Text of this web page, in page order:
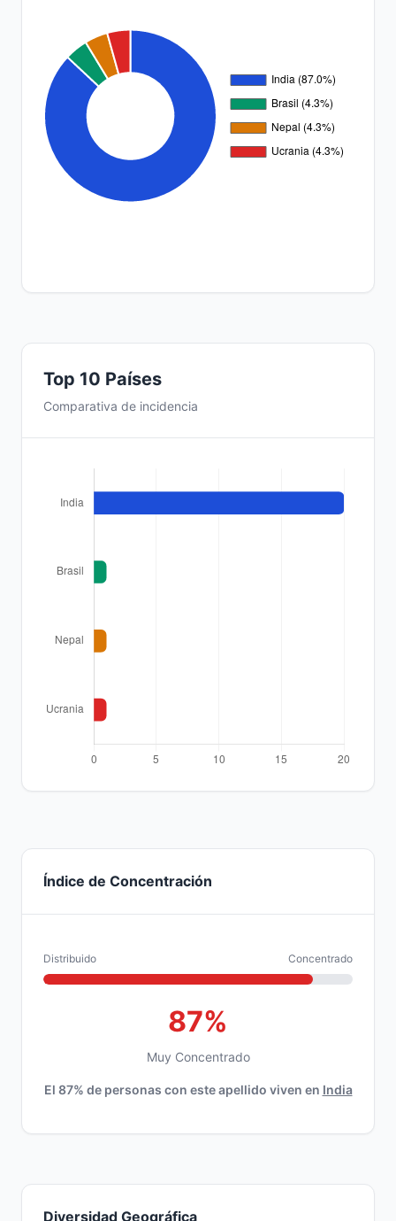
Top 10 Países
Comparativa de incidencia
Índice de Concentración
Distribuido Concentrado
87%
Muy Concentrado
El 87% de personas con este apellido viven en India
Diversidad Geográfica